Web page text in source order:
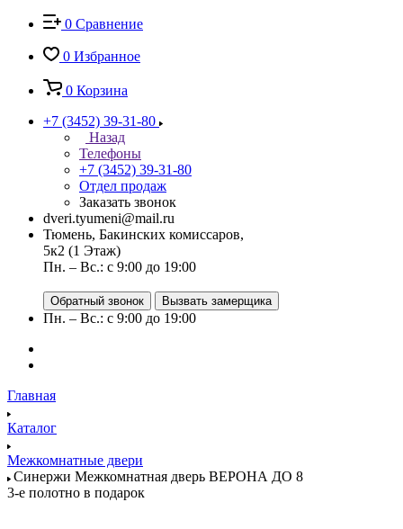
0 Сравнение
0 Избранное
0 Корзина
+7 (3452) 39-31-80
Назад
Телефоны
+7 (3452) 39-31-80
Отдел продаж
Заказать звонок
dveri.tyumeni@mail.ru
Тюмень, Бакинских комиссаров,
5к2 (1 Этаж)
Пн. – Вс.: с 9:00 до 19:00
Обратный звонок Вызвать замерщика
Пн. – Вс.: с 9:00 до 19:00
Главная
Каталог
Межкомнатные двери
Синержи Межкомнатная дверь ВЕРОНА ДО 8
3-е полотно в подарок